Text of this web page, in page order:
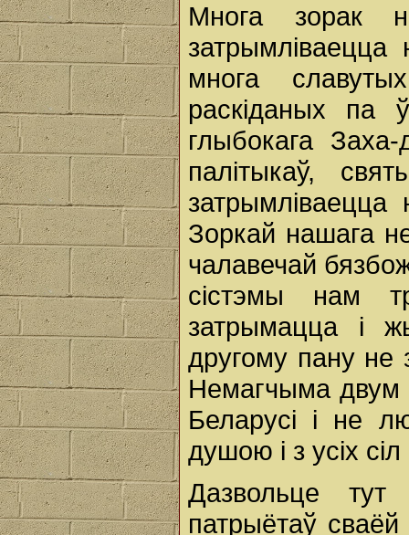
Многа зорак
затрымліваецца
многа
раскіданых па
глыбокага Заха-
палітыкаў,
Зоркай нашага
чалавечай
сістэмы нам
затрымацца і
другому пану не
Немагчыма
Беларусі і не
душою і з усіх сіл
Дазвольце тут
патрыётаў сваёй